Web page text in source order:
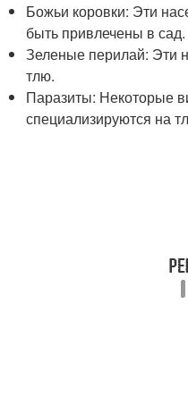
Божьи коровки: Эти
быть привлечены в сад.
Зеленые перилай: Эти
тлю.
Паразиты: Некоторые
специализируются на